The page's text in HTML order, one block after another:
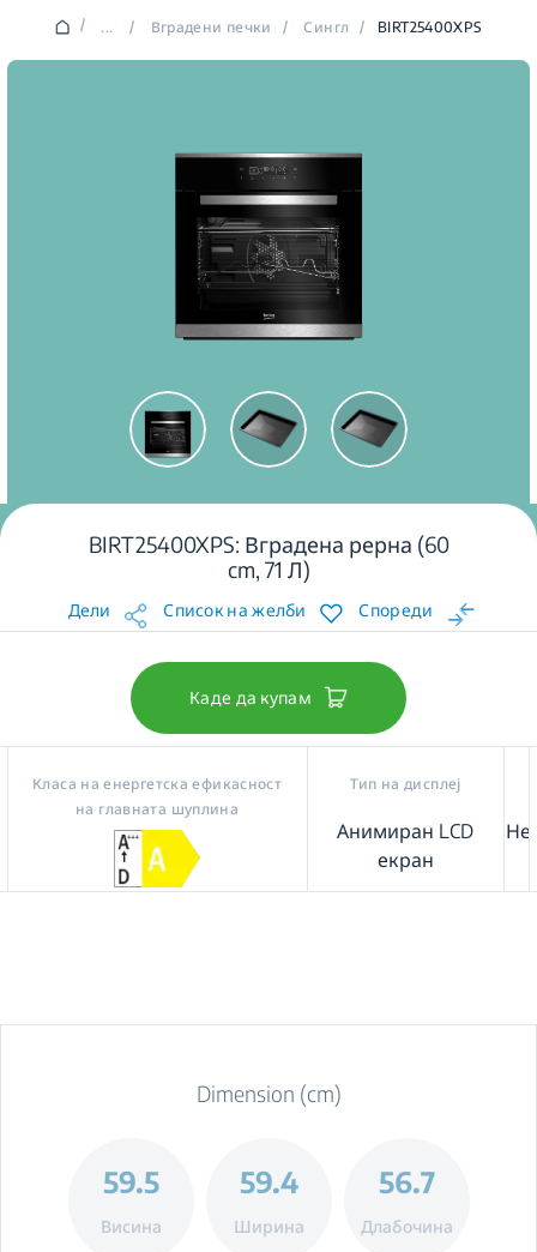
/ ... / Вградени печки / Сингл / BIRT25400XPS
BIRT25400XPS: Вградена рерна (60
cm, 71 Л)
Дели Список на желби Спореди
Каде да купам
Класа на енергетска ефикасност
на главната шуплина
Тип на дисплеј
Анимиран LCD
екран
Dimension (cm)
59.5
Висина
59.4
Ширина
56.7
Длабочина